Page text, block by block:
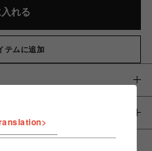
れる
テムに追加